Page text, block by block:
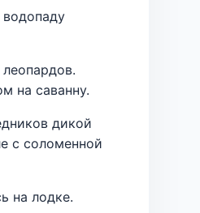
на саванну.
дикой
с соломенной
на лодке.